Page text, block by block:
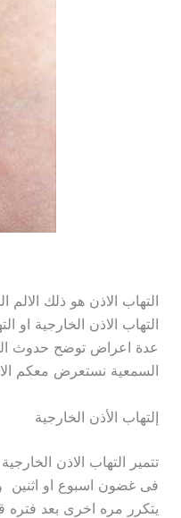
التهاب الاذن هو ذلك
التهاب الاذن الخارجية او
عدة اعراض توضح حدوث
السمعية نستعرض معكم
إلتهاب الأذن الخارجية
تتمير التهاب الاذن
فى غضون اسبوع او اثنين
يتكرر مره اخرى بعد فتره